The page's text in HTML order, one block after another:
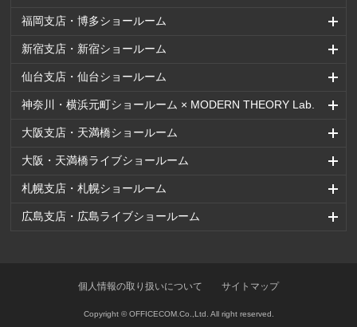
福岡支店・博多ショールーム
新宿支店・新宿ショールーム
仙台支店・仙台ショールーム
神奈川・横浜元町ショールーム × MODERN THEORY Lab.
大阪支店・天満橋ショールーム
大阪・天満橋ライブショールーム
札幌支店・札幌ショールーム
広島支店・広島ライブショールーム
個人情報の取り扱いについて サイトマップ
Copyright © OFFICECOM.Co.,Ltd. All right reserved.